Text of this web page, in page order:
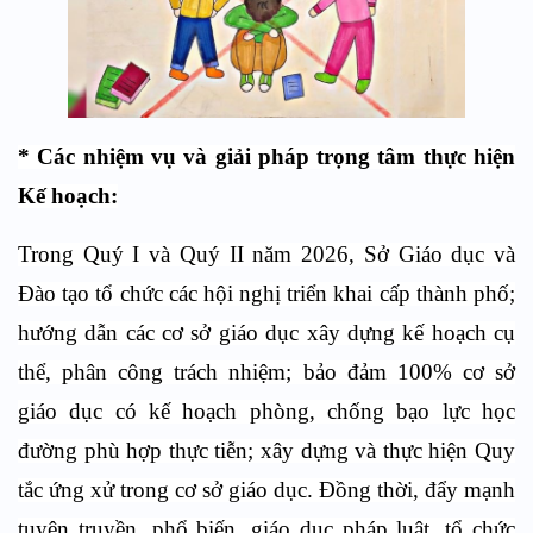
* Các nhiệm vụ và giải pháp trọng tâm thực hiện
Kế hoạch:
Trong Quý I và Quý II năm 2026, Sở Giáo dục và
Đào tạo tổ chức các hội nghị triển khai cấp thành phố;
hướng dẫn các cơ sở giáo dục xây dựng kế hoạch cụ
thể, phân công trách nhiệm; bảo đảm 100% cơ sở
giáo dục có kế hoạch phòng, chống bạo lực học
đường phù hợp thực tiễn; xây dựng và thực hiện Quy
tắc ứng xử trong cơ sở giáo dục. Đồng thời, đẩy mạnh